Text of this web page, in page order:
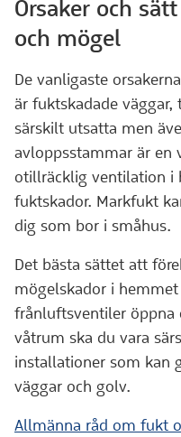
Orsaker och
och mögel
De vanligaste
är fuktskadade
särskilt utsatta men
avloppsstammar är en
otillräcklig ventilation i
fuktskador. Markfukt
dig som bor i småhus.
Det bästa sättet att
mögelskador i
frånluftsventiler öppna
våtrum ska du vara
installationer som kan
väggar och golv.
Allmänna råd om fukt